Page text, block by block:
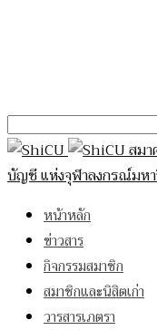
สม
บัญชี แห่งจุฬาลงกรณ์มห
หน้าหลัก
ข่าวสาร
กิจกรรมสมาชิก
สมาชิกและนิสิตเก่า
วารสารเภตรา